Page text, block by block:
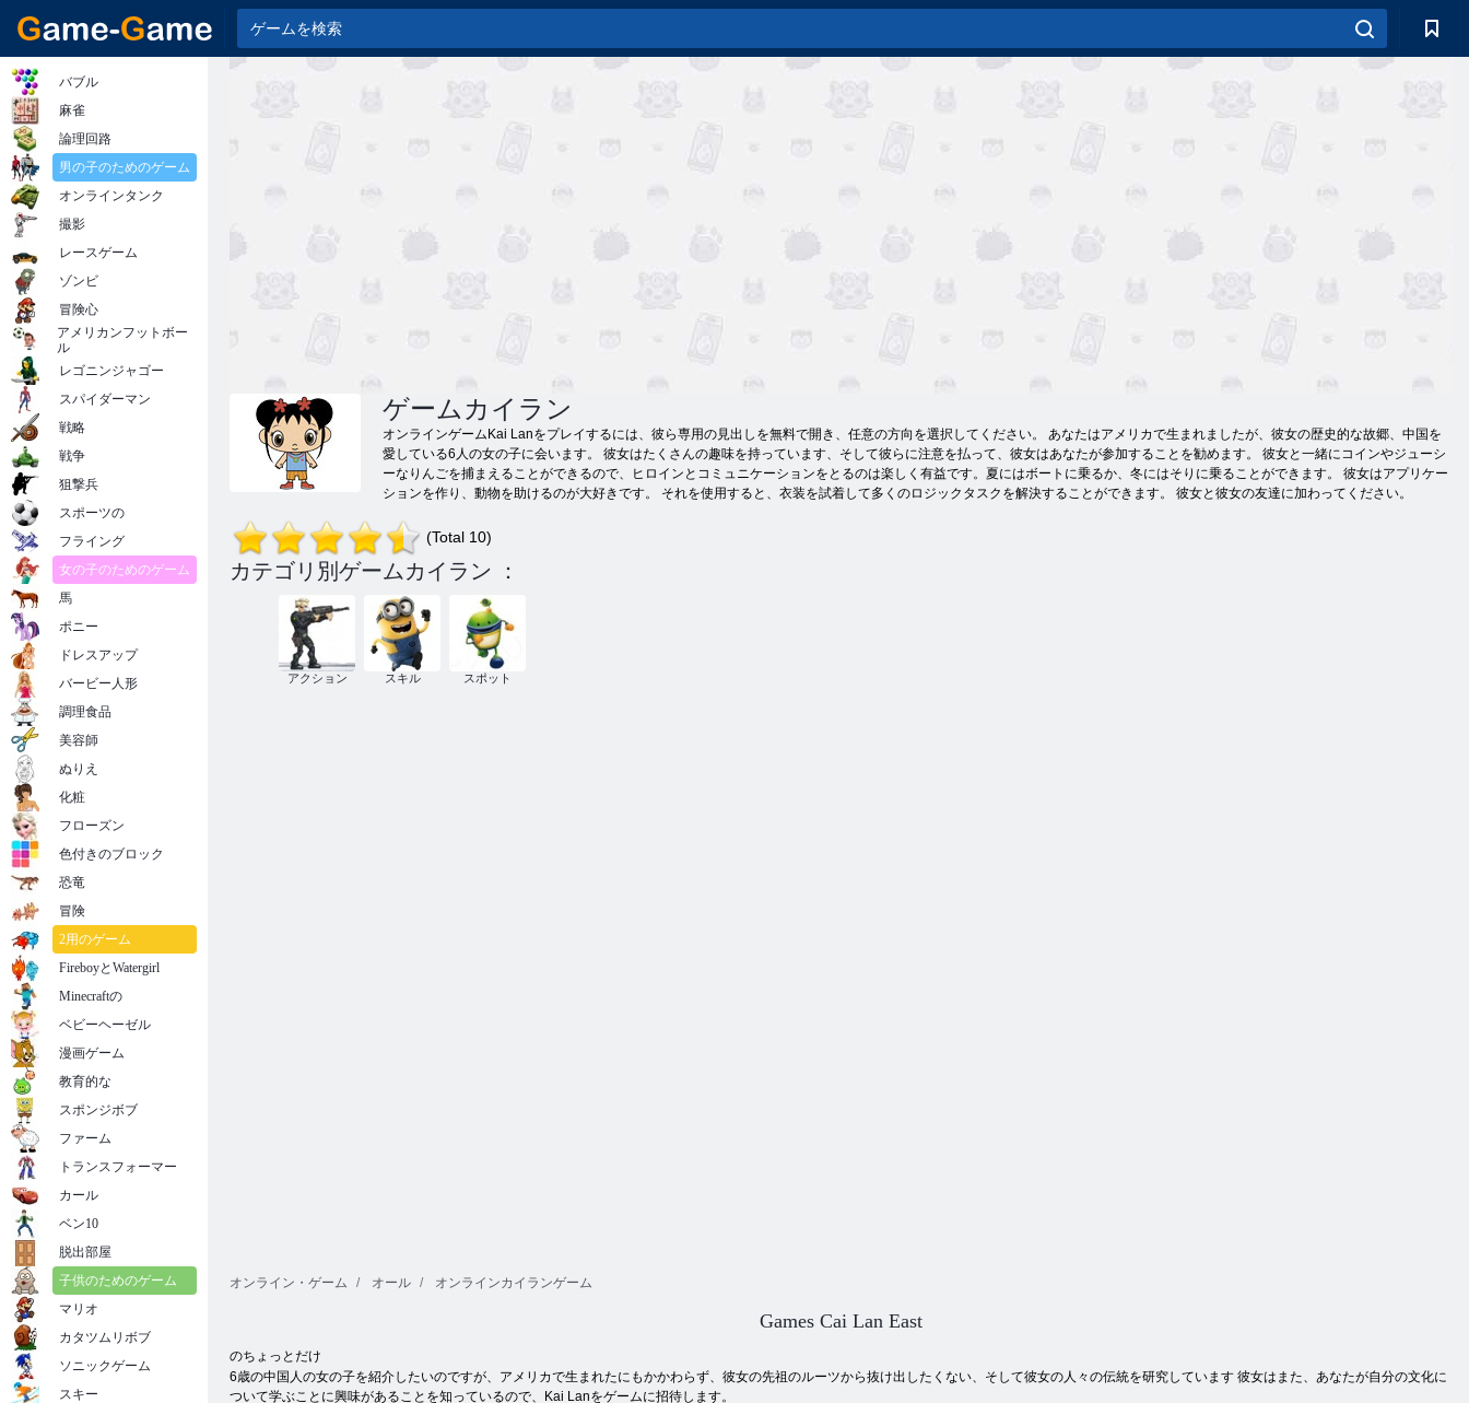
ゲームカイラン
オンラインゲームKai Lanをプレイするには、彼ら専用の見出しを無料で開き、任意の方向を選択してください。 あなたはアメリカで生まれましたが、彼女の歴史的な故郷、中国を
愛している6人の女の子に会います。 彼女はたくさんの趣味を持っています、そして彼らに注意を払って、彼女はあなたが参加することを勧めます。 彼女と一緒にコインやジューシ
ーなりんごを捕まえることができるので、ヒロインとコミュニケーションをとるのは楽しく有益です。夏にはボートに乗るか、冬にはそりに乗ることができます。 彼女はアプリケー
ションを作り、動物を助けるのが大好きです。 それを使用すると、衣装を試着して多くのロジックタスクを解決することができます。 彼女と彼女の友達に加わってください。
(Total 10)
カテゴリ別ゲームカイラン ：
アクション スキル スポット
オンライン・ゲーム オール オンラインカイランゲーム
Games Cai Lan East
のちょっとだけ
6歳の中国人の女の子を紹介したいのですが、アメリカで生まれたにもかかわらず、彼女の先祖のルーツから抜け出したくない、そして彼女の人々の伝統を研究しています 彼女はまた、あなたが自分の文化に
ついて学ぶことに興味があることを知っているので、Kai Lanをゲームに招待します。
バブル
麻雀
論理回路
男の子のためのゲーム
オンラインタンク
撮影
レースゲーム
ゾンビ
冒険心
アメリカンフットボー
ル
レゴニンジャゴー
スパイダーマン
戦略
戦争
狙撃兵
スポーツの
フライング
女の子のためのゲーム
馬
ポニー
ドレスアップ
バービー人形
調理食品
美容師
ぬりえ
化粧
フローズン
色付きのブロック
恐竜
冒険
2用のゲーム
FireboyとWatergirl
Minecraftの
ベビーヘーゼル
漫画ゲーム
教育的な
スポンジボブ
ファーム
トランスフォーマー
カール
ベン10
脱出部屋
子供のためのゲーム
マリオ
カタツムリボブ
ソニックゲーム
スキー